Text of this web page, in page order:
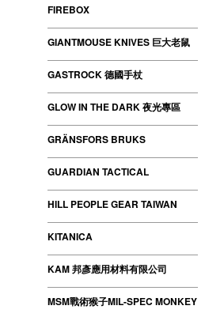
FIREBOX
GIANTMOUSE KNIVES 巨大老鼠
GASTROCK 德國手杖
GLOW IN THE DARK 夜光專區
GRÄNSFORS BRUKS
GUARDIAN TACTICAL
HILL PEOPLE GEAR TAIWAN
KITANICA
KAM 邦彥應用材料有限公司
MSM戰術猴子MIL-SPEC MONKEY